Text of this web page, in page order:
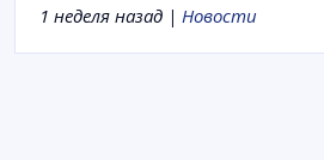
1 неделя назад | Новости